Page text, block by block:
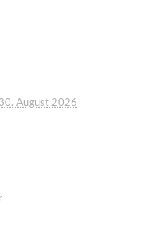
August 2026